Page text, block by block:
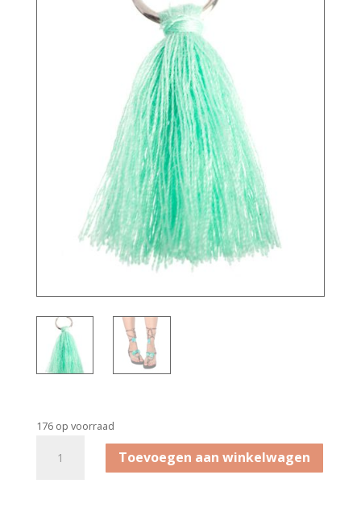
176 op voorraad
kwastjes
Toevoegen aan winkelwagen